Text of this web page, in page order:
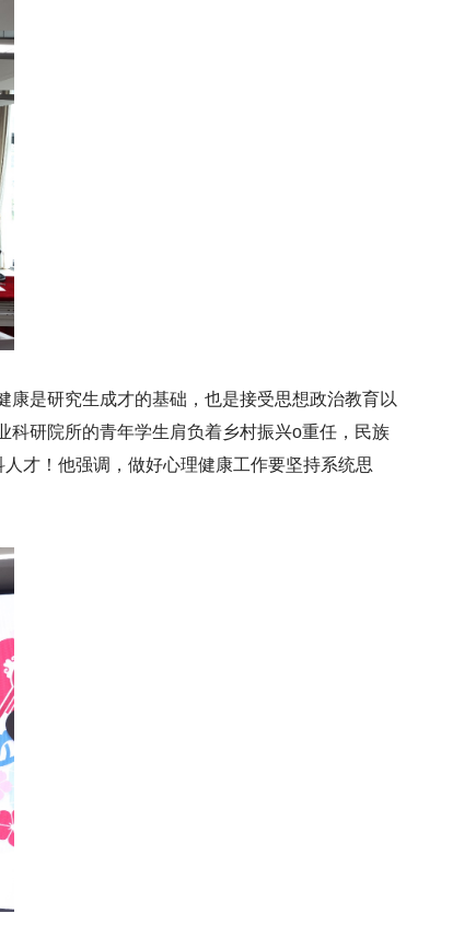
是研究生成才的基础，也是接受思想政治教育以
科研院所的青年学生肩负着乡村振兴o重任，民族
才！他强调，做好心理健康工作要坚持系统思